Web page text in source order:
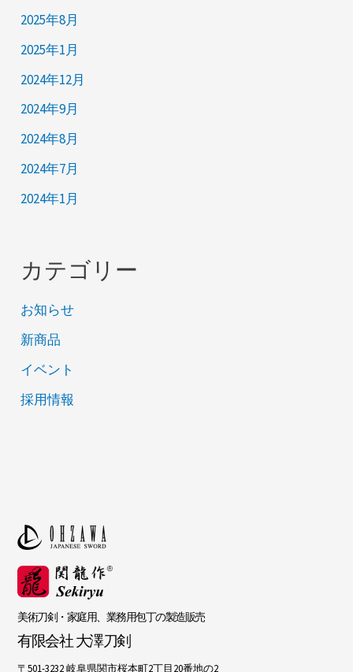
2025年8月
2025年1月
2024年12月
2024年9月
2024年8月
2024年7月
2024年1月
カテゴリー
お知らせ
新商品
イベント
採用情報
美術刀剣・家庭用、業務用包丁の製造販売
有限会社 大澤刀剣
〒501-3232 岐阜県関市桜本町2丁目20番地の2